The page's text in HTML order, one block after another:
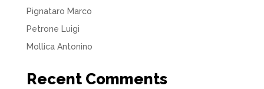
Pignataro Marco
Petrone Luigi
Mollica Antonino
Recent Comments